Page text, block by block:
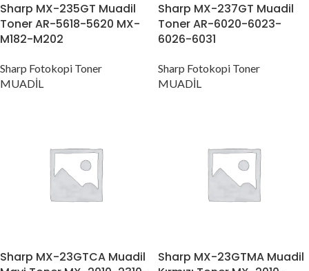
Sharp MX-235GT Muadil
Toner AR-5618-5620 MX-
M182-M202
Sharp Fotokopi Toner
MUADİL
Sharp MX-237GT Muadil
Toner AR-6020-6023-
6026-6031
Sharp Fotokopi Toner
MUADİL
Sharp MX-23GTCA Muadil
Sharp MX-23GTMA Muadil